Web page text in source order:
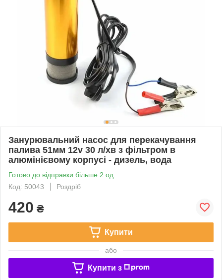
Занурювальний насос для перекачування
палива 51мм 12v 30 л/хв з фільтром в
алюмінієвому корпусі - дизель, вода
Готово до відправки більше 2 од.
Код: 50043
Роздріб
420 ₴
Купити
або
Купити з